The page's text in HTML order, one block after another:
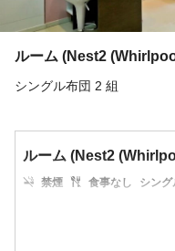
ルーム (Nest2
シングル布団 2 組
ルーム (Nest2
禁煙 食事なし
シング